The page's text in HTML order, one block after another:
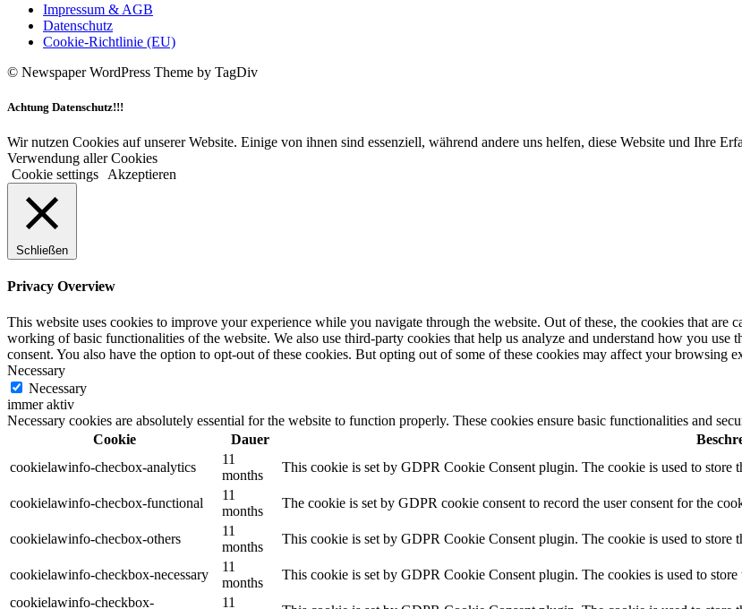
Impressum & AGB
Datenschutz
Cookie-Richtlinie (EU)
© Newspaper WordPress Theme by TagDiv
Achtung Datenschutz!!!
Wir nutzen Cookies auf unserer Website. Einige von ihnen sind essenziell, während andere uns helfen, diese Website und Ihre
Verwendung aller Cookies
Cookie settings
Akzeptieren
Schließen
Privacy Overview
This website uses cookies to improve your experience while you navigate through the website. Out of these, the cookies that are
working of basic functionalities of the website. We also use third-party cookies that help us analyze and understand how you
consent. You also have the option to opt-out of these cookies. But opting out of some of these cookies may affect your browsing
Necessary
Necessary
immer aktiv
Necessary cookies are absolutely essential for the website to function properly. These cookies ensure basic functionalities and
Cookie
Dauer
cookielawinfo-checbox-analytics
11
months
This cookie is set by GDPR Cookie Consent plugin. The cookie is used to
cookielawinfo-checbox-functional
11
months
The cookie is set by GDPR cookie consent to record the user consent for the
cookielawinfo-checbox-others
11
months
This cookie is set by GDPR Cookie Consent plugin. The cookie is used to store
cookielawinfo-checkbox-necessary
11
months
This cookie is set by GDPR Cookie Consent plugin. The cookies is used to
cookielawinfo-checkbox-
11